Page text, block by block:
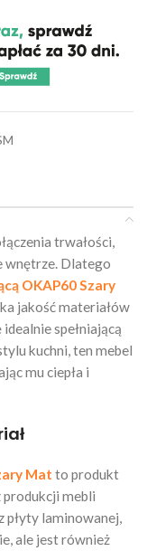
trwałości,
wnętrze. Dlatego
OKAP60 Szary
jakość materiałów
spełniającą
kuchni, ten mebel
mu ciepła i
Mat to produkt
produkcji mebli
płyty laminowanej,
ale jest również